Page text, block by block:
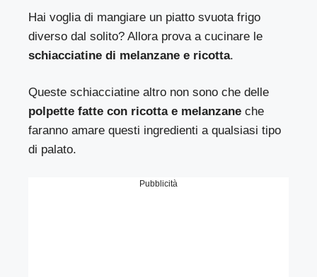
Hai voglia di mangiare un piatto svuota frigo
diverso dal solito? Allora prova a cucinare le
schiacciatine di melanzane e ricotta.
Queste schiacciatine altro non sono che delle
polpette fatte con ricotta e melanzane che
faranno amare questi ingredienti a qualsiasi tipo
di palato.
Pubblicità